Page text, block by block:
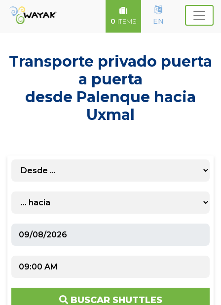
0 ITEMS EN
Transporte privado puerta
a puerta
desde Palenque hacia
Uxmal
BUSCAR SHUTTLES